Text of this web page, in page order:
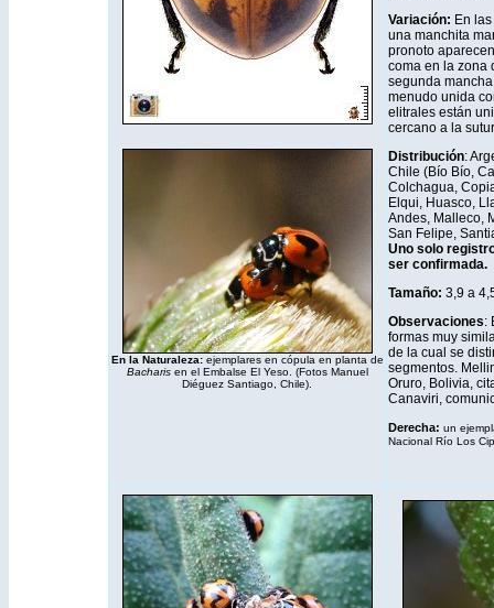
En la Naturaleza:ejemplares en cópula en planta de
Bacharisen el Embalse El Yeso. (Fotos Manuel
Diéguez Santiago, Chile).
Variación: En
una manchita
pronoto
coma en la zona
segunda
menudo unida
elitrales están
cercano a la
Distribución:
Chile (Bío Bío,
Colchagua,
Elqui, Huasco,
Andes, Malleco,
San Felipe,
Uno solo
ser confirmada.
Tamaño: 3,9 a
Observaciones:
formas muy
de la cual se
segmentos.
Oruro, Bolivia,
Canaviri,
Derecha: un
Nacional Río Los